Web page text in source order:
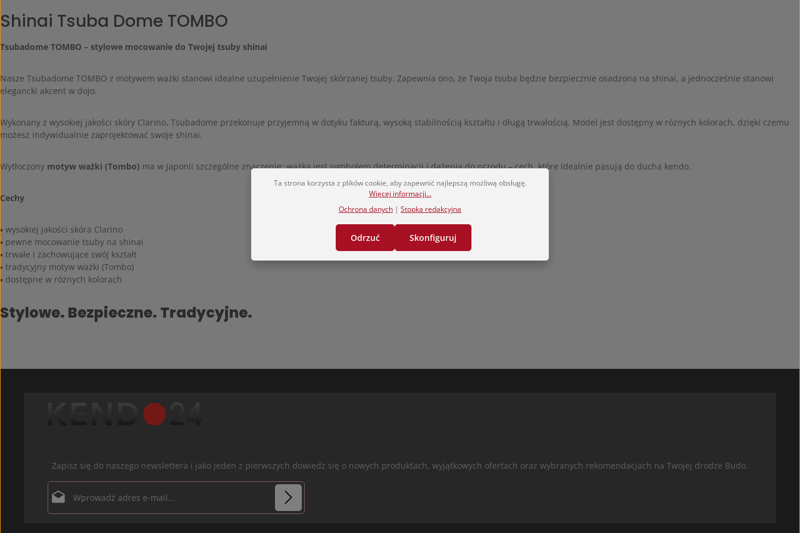
Shinai Tsuba Dome TOMBO
Tsubadome TOMBO – stylowe mocowanie do Twojej tsuby shinai
Nasze Tsubadome TOMBO z motywem ważki stanowi idealne uzupełnienie Twojej skórzanej tsuby. Zapewnia ono, że Twoja tsuba będzie bezpiecznie osadzona na shinai, a jednocześnie stanowi
elegancki akcent w dojo.
Wykonany z wysokiej jakości skóry Clarino, Tsubadome przekonuje przyjemną w dotyku fakturą, wysoką stabilnością kształtu i długą trwałością. Model jest dostępny w różnych kolorach, dzięki czemu
możesz indywidualnie zaprojektować swoje shinai.
Wytłoczony motyw ważki (Tombo) ma w Japonii szczególne znaczenie: ważka jest symbolem determinacji i dążenia do przodu – cech, które idealnie pasują do ducha kendo.
Cechy
▪ wysokiej jakości skóra Clarino
▪ pewne mocowanie tsuby na shinai
▪ trwałe i zachowujące swój kształt
▪ tradycyjny motyw ważki (Tombo)
▪ dostępne w różnych kolorach
Stylowe. Bezpieczne. Tradycyjne.
Zapisz się do naszego newslettera i jako jeden z pierwszych dowiedz się o nowych produktach, wyjątkowych ofertach oraz wybranych rekomendacjach na Twojej drodze Budo.
Adres e-mail*
Ta strona korzysta z plików cookie, aby zapewnić najlepszą możliwą obsługę.
Więcej informacji...
Ochrona danych | Stopka redakcyjna
Odrzuć Skonfiguruj